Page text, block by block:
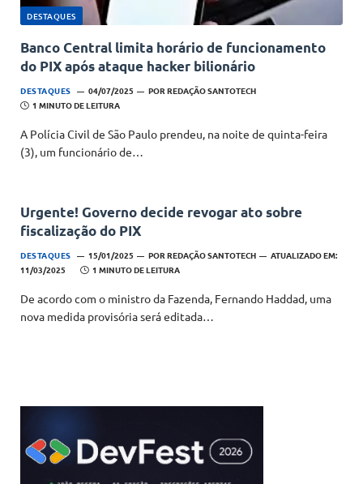
DESTAQUES
Banco Central limita horário de funcionamento
do PIX após ataque hacker bilionário
DESTAQUES 04/07/2025 PORREDAÇÃO SANTOTECH
1 MINUTO DE LEITURA
A Polícia Civil de São Paulo prendeu, na noite de quinta-feira
(3), um funcionário de…
Urgente! Governo decide revogar ato sobre
fiscalização do PIX
DESTAQUES 15/01/2025 PORREDAÇÃO SANTOTECH
ATUALIZADO EM:
11/03/2025
1 MINUTO DE LEITURA
De acordo com o ministro da Fazenda, Fernando Haddad, uma
nova medida provisória será editada…